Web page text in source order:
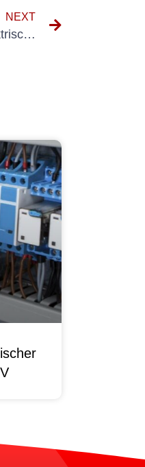
NEXT
Fallstudien: Wie die Normen VDE 0701 und 0702 die elektrische Sicherheit in verschiedenen Branchen verbessert haben